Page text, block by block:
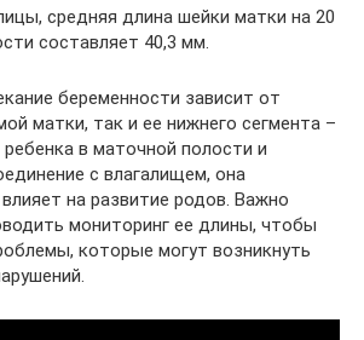
средняя длина шейки матки на 20
составляет 40,3 мм.
беременности зависит от
матки, так и ее нижнего сегмента –
в маточной полости и
с влагалищем, она
на развитие родов. Важно
мониторинг ее длины, чтобы
которые могут возникнуть